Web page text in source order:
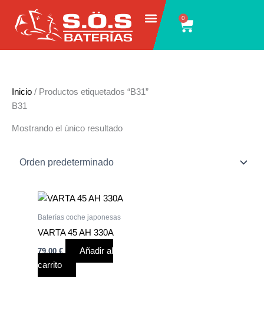
contenido
0
Carrito
Inicio / Productos etiquetados “B31”
B31
Mostrando el único resultado
Baterías coche japonesas
VARTA 45 AH 330A
79,00€
Añadir al
carrito